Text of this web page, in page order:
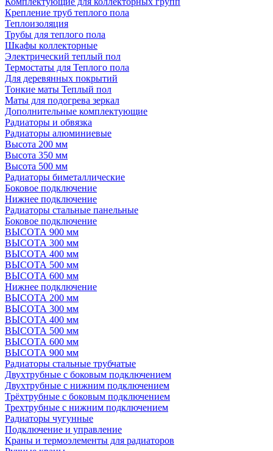
Крепление труб теплого пола
Теплоизоляция
Трубы для теплого пола
Шкафы коллекторные
Электрический теплый пол
Термостаты для Теплого пола
Для деревянных покрытий
Тонкие маты Теплый пол
Маты для подогрева зеркал
Дополнительные комплектующие
Радиаторы и обвязка
Радиаторы алюминиевые
Высота 200 мм
Высота 350 мм
Высота 500 мм
Радиаторы биметаллические
Боковое подключение
Нижнее подключение
Радиаторы стальные панельные
Боковое подключение
ВЫСОТА 900 мм
ВЫСОТА 300 мм
ВЫСОТА 400 мм
ВЫСОТА 500 мм
ВЫСОТА 600 мм
Нижнее подключение
ВЫСОТА 200 мм
ВЫСОТА 300 мм
ВЫСОТА 400 мм
ВЫСОТА 500 мм
ВЫСОТА 600 мм
ВЫСОТА 900 мм
Радиаторы стальные трубчатые
Двухтрубные с боковым подключением
Двухтрубные с нижним подключением
Трёхтрубные с боковым подключением
Трехтрубные с нижним подключением
Радиаторы чугунные
Подключение и управление
Краны и термоэлементы для радиаторов